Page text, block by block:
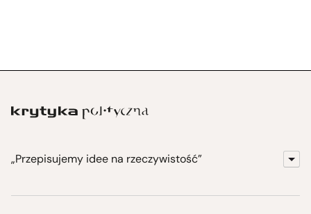
„Przepisujemy idee na rzeczywistość”